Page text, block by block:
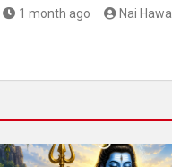
1 month ago Nai Hawa